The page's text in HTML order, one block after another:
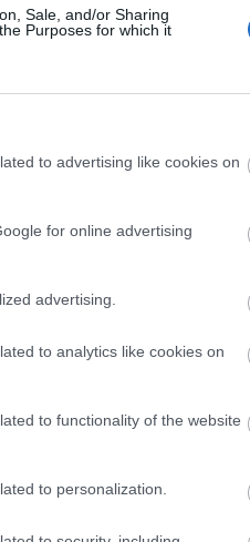
Sale, and/or Sharing
Purposes for which it
to advertising like cookies on
for online advertising
advertising.
to analytics like cookies on
to functionality of the website
to personalization.
pontosan - 18
megért. Így
Chazzelle
150-
110-101